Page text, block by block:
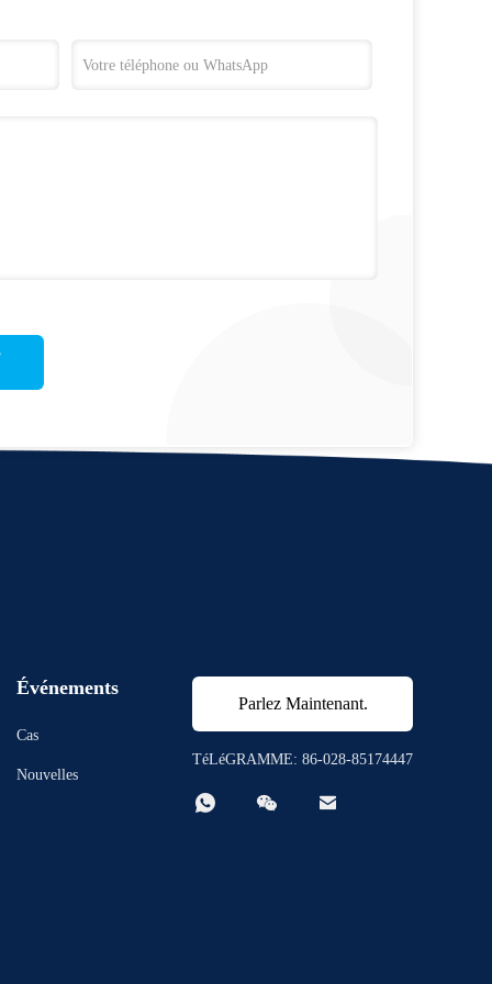
Événements
Cas
Nouvelles
Parlez Maintenant.
TéLéGRAMME: 86-028-85174447
  